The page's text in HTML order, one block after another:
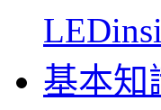
基本知